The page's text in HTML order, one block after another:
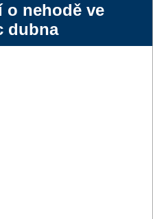
nehodě ve
dubna